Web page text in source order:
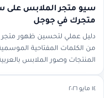
سيو متجر الملابس على
متجرك في جوجل
دليل عملي لتحسين ظهور
من الكلمات المفتاحية
المنتجات وصور الملابس
١٤ مايو ٢٠٢٦